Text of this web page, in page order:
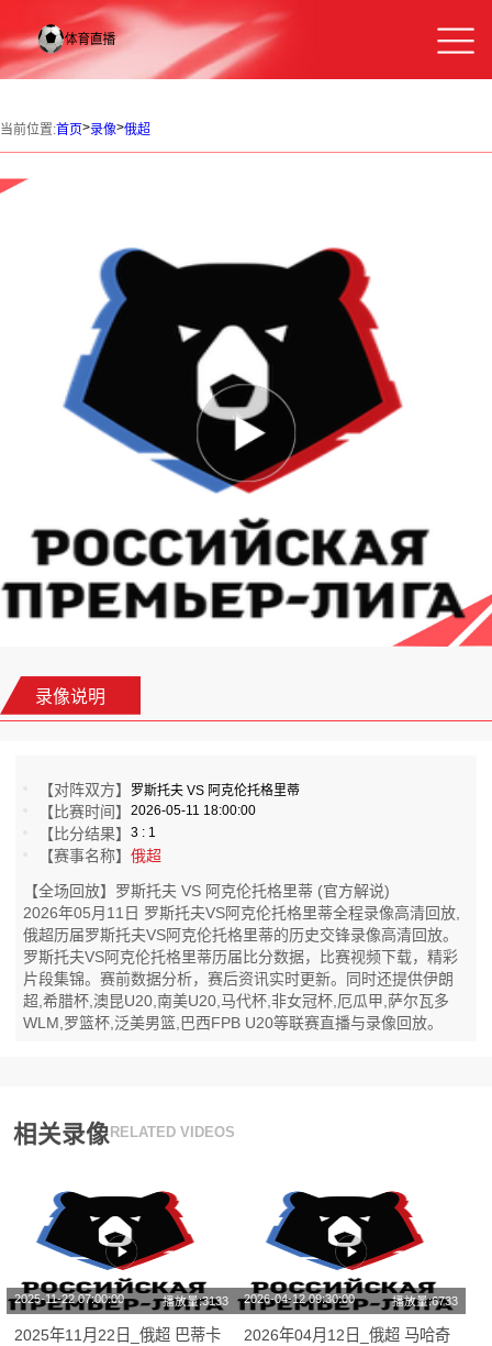
当前位置:首页>录像>俄超
录像说明
【对阵双方】 罗斯托夫 VS 阿克伦托格里蒂
【比赛时间】2026-05-11 18:00:00
【比分结果】3 : 1
【赛事名称】俄超
【全场回放】罗斯托夫 VS 阿克伦托格里蒂 (官方解说)
2026年05月11日 罗斯托夫VS阿克伦托格里蒂全程录像高清回放,
俄超历届罗斯托夫VS阿克伦托格里蒂的历史交锋录像高清回放。
罗斯托夫VS阿克伦托格里蒂历届比分数据，比赛视频下载，精彩
片段集锦。赛前数据分析，赛后资讯实时更新。同时还提供伊朗
超,希腊杯,澳昆U20,南美U20,马代杯,非女冠杯,厄瓜甲,萨尔瓦多
WLM,罗篮杯,泛美男篮,巴西FPB U20等联赛直播与录像回放。
相关录像 RELATED VIDEOS
2025-11-22 07:00:00 播放量:3133
2025年11月22日_俄超 巴蒂卡
2026-04-12 09:30:00 播放量:6733
2026年04月12日_俄超 马哈奇